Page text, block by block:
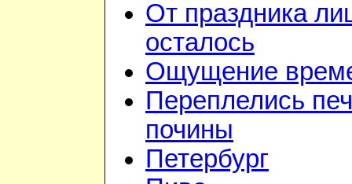
От праздника
осталось
Ощущение
Переплелись
почины
Петербург